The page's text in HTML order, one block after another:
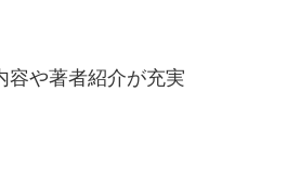
容や著者紹介が充実